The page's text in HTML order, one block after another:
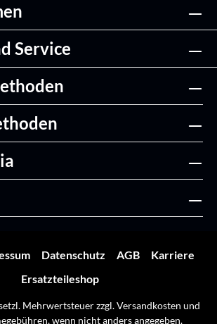
Service
Datenschutz AGB
Karriere
Ersatzteileshop
Mehrwertsteuer zzgl.Versandkosten und
wenn nicht anders angegeben.